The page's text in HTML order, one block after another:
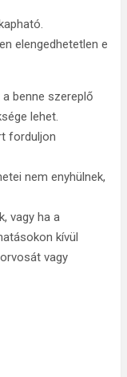
elengedhetetlen e
benne szereplő
lehet.
forduljon
nem enyhülnek,
vagy ha a
kívül
vagy